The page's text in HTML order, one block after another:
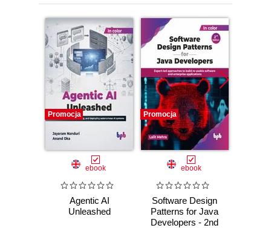
Promocja
ebook
Agentic AI
Unleashed
Promocja
ebook
Software Design
Patterns for Java
Developers - 2nd